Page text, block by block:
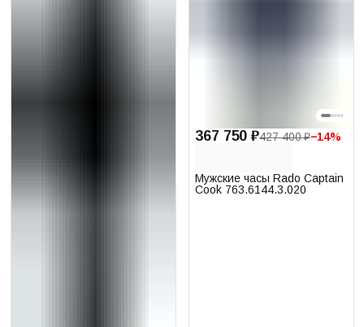
367 750 ₽427 400 ₽−14%
Мужские часы Rado Captain
Cook 763.6144.3.020